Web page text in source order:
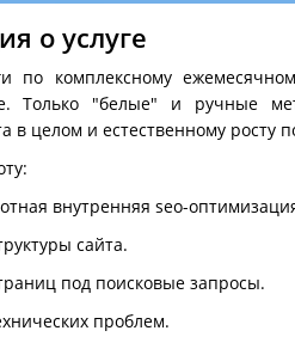
о услуге
по комплексному
Только "белые" и ручные
в целом и естественному росту
внутренняя seo-
сайта.
под поисковые запросы.
проблем.